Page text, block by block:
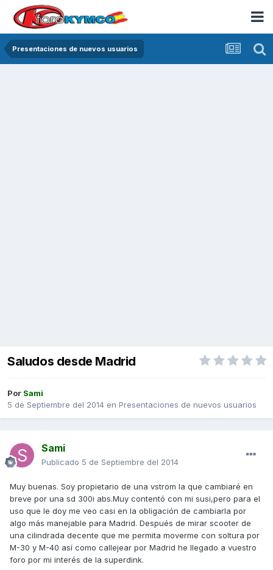
Presentaciones de nuevos usuarios
Saludos desde Madrid
Por Sami
5 de Septiembre del 2014 en Presentaciones de nuevos usuarios
Sami
Publicado 5 de Septiembre del 2014
Muy buenas. Soy propietario de una vstrom la que cambiaré en
breve por una sd 300i abs.Muy contentó con mi susi,pero para el
uso que le doy me veo casi en la obligación de cambiarla por
algo más manejable para Madrid. Después de mirar scooter de
una cilindrada decente que me permita moverme con soltura por
M-30 y M-40 así como callejear por Madrid he llegado a vuestro
foro por mi interés de la superdink.